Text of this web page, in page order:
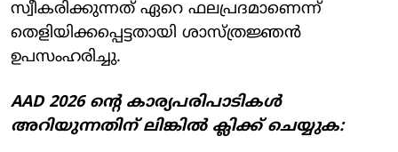
സ്വീകരിക്കുന്നത് ഏറെ ഫലപ്രദമാണെന്ന്
തെളിയിക്കപ്പെട്ടതായി ശാസ്ത്രജ്ഞൻ
ഉപസംഹരിച്ചു.
AAD 2026 ന്റെ കാര്യപരിപാടികൾ
അറിയുന്നതിന് ലിങ്കിൽ ക്ലിക്ക് ചെയ്യുക: